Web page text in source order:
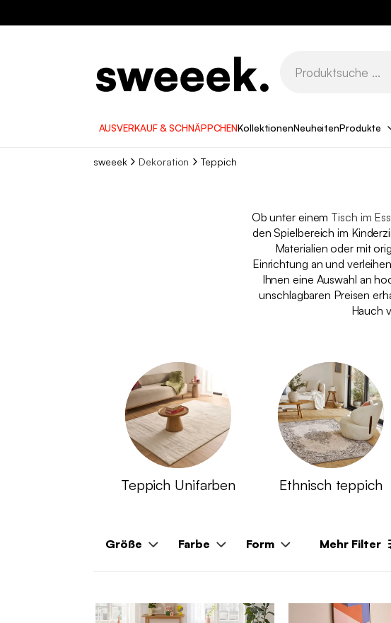
AUSVERKAUF & SCHNÄPPCHENKollektionenNeuheitenProdukte
sweeek Dekoration Teppich
Ob unter einem Tisch im
den Spielbereich im
Materialien oder mit
Einrichtung an und
Ihnen eine Auswahl an
unschlagbaren Preisen
Hauch
Teppich Unifarben Ethnisch teppich
Größe Farbe Form Mehr Filter